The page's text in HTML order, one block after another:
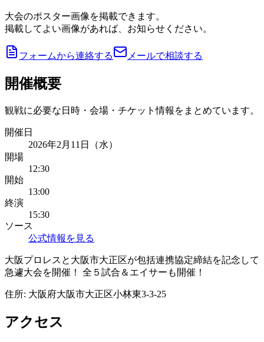
大会のポスター画像を掲載できます。
掲載してよい画像があれば、お知らせください。
フォームから連絡する メールで相談する
開催概要
観戦に必要な日時・会場・チケット情報をまとめています。
開催日
2026年2月11日（水）
開場
12:30
開始
13:00
終演
15:30
ソース
公式情報を見る
大阪プロレスと大阪市大正区が包括連携協定締結を記念して
急遽大会を開催！ 全５試合＆エイサーも開催！
住所: 大阪府大阪市大正区小林東3-3-25
アクセス